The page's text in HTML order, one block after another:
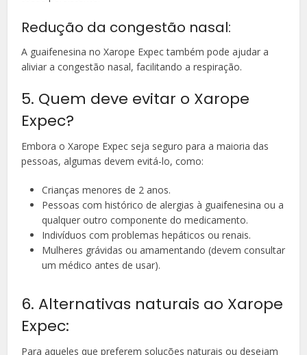
Redução da congestão nasal:
A guaifenesina no Xarope Expec também pode ajudar a
aliviar a congestão nasal, facilitando a respiração.
5. Quem deve evitar o Xarope
Expec?
Embora o Xarope Expec seja seguro para a maioria das
pessoas, algumas devem evitá-lo, como:
Crianças menores de 2 anos.
Pessoas com histórico de alergias à guaifenesina ou a
qualquer outro componente do medicamento.
Indivíduos com problemas hepáticos ou renais.
Mulheres grávidas ou amamentando (devem consultar
um médico antes de usar).
6. Alternativas naturais ao Xarope
Expec:
Para aqueles que preferem soluções naturais ou desejam